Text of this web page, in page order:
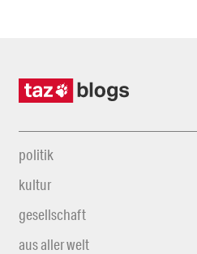
politik
kultur
gesellschaft
aus aller welt